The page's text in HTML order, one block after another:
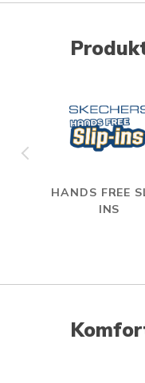
HANDS FREE
INS